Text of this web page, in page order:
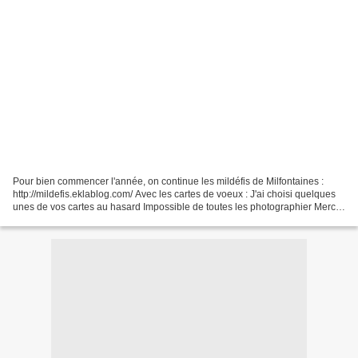
Pour bien commencer l'année, on continue les mildéfis de Milfontaines :
http://mildefis.eklablog.com/ Avec les cartes de voeux : J'ai choisi quelques
unes de vos cartes au hasard Impossible de toutes les photographier Merci